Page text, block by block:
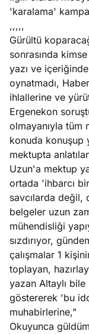
'karalama'
,,,,,
Gürültü
sonrasında
yazı ve
oynatmadı,
ihlallerine ve
Ergenekon
olmayanıyla tüm
konuda konuşup
mektupta
Uzun'a mektup
ortada 'ihbarcı
savcılarda değil,
belgeler uzun
mühendisliği
sızdırıyor,
çalışmalar 1
toplayan,
yazan Altaylı
göstererek 'bu
muhabirlerine,"
Okuyunca